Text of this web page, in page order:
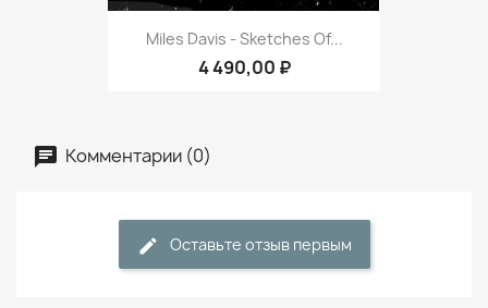
Miles Davis - Sketches Of...
4 490,00 ₽
Комментарии (0)
Оставьте отзыв первым